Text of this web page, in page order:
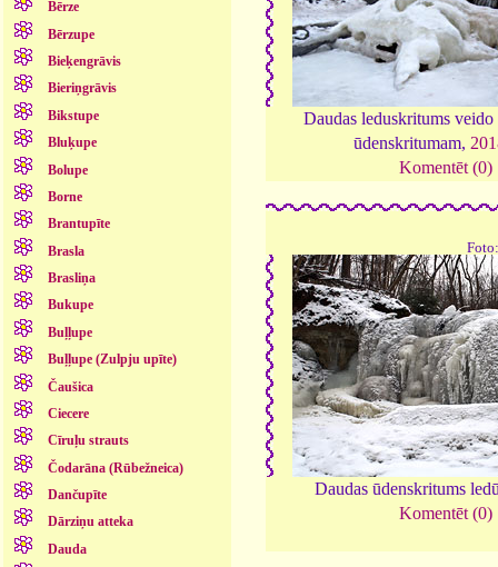
Bērze
Bērzupe
Bieķengrāvis
Bieriņgrāvis
Bikstupe
Bluķupe
Bolupe
Borne
Brantupīte
Brasla
Brasliņa
Bukupe
Buļļupe
Buļļupe (Zulpju upīte)
Čaušica
Ciecere
Cīruļu strauts
Čodarāna (Rūbežneica)
Dančupīte
Dārziņu atteka
Dauda
Daudas leduskritums
ūdenskritumam,
Komentēt (0)
Daudas ūdenskritums
Komentēt (0)